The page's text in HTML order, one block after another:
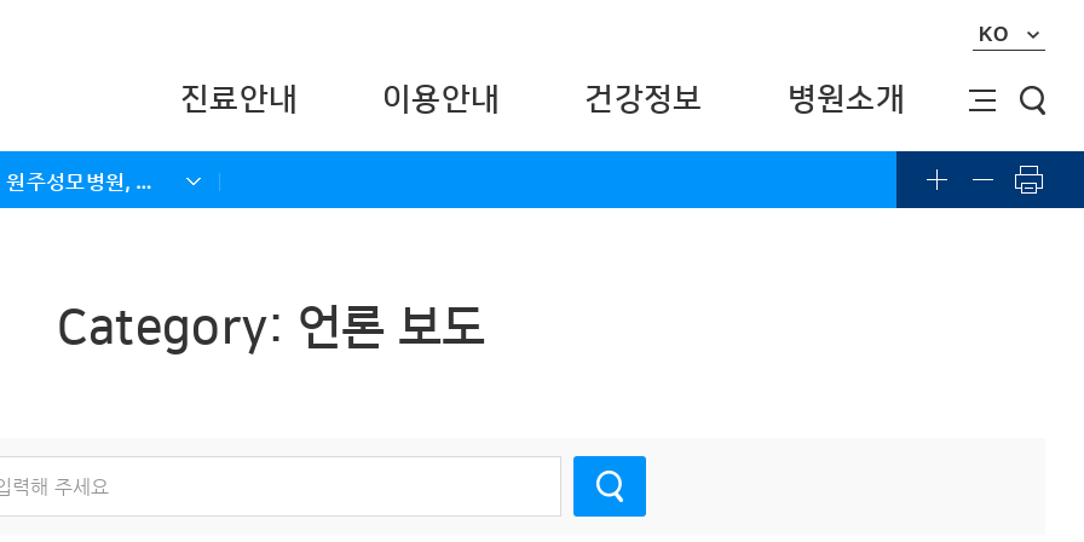
KO
진료안내 이용안내 건강정보 병원소개
[아크로팬] 원주성모병원, 암재활치료센터 리모델링 완료
Category: 언론 보도